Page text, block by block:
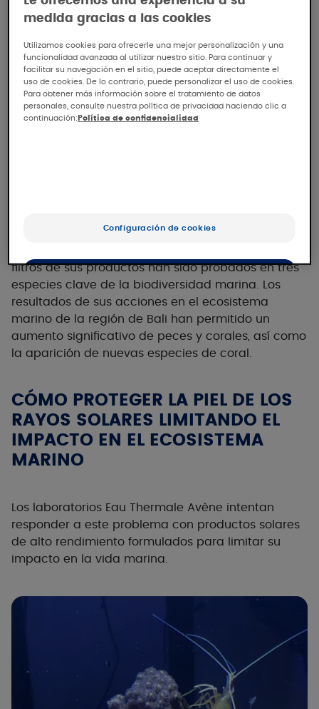
alto rendimiento para proteger la piel limitando al
filtros de sus productos han sido probados en tres
especies clave de la biodiversidad marina. Los
resultados de sus acciones en el ecosistema
marino de la región de Bali han permitido un
aumento significativo de peces y corales, así como
la aparición de nuevas especies de coral.
CÓMO PROTEGER LA PIEL DE LOS
RAYOS SOLARES LIMITANDO EL
IMPACTO EN EL ECOSISTEMA
MARINO
Los laboratorios Eau Thermale Avène intentan
responder a este problema con productos solares
de alto rendimiento formulados para limitar su
impacto en la vida marina.
medida gracias a las cookies
Utilizamos cookies para ofrecerle una mejor personalización y una
funcionalidad avanzada al utilizar nuestro sitio. Para continuar y
facilitar su navegación en el sitio, puede aceptar directamente el
uso de cookies. De lo contrario, puede personalizar el uso de cookies.
Para obtener más información sobre el tratamiento de datos
personales, consulte nuestra política de privacidad haciendo clic a
continuación: Política de confidencialidad
Configuración de cookies
Sólo lo esencial
OK